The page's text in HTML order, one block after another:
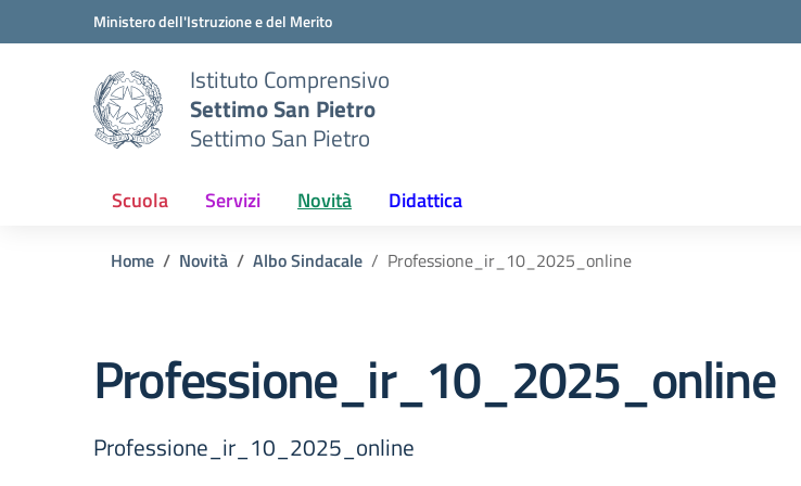
Vai ai contenuti
Vai al menu di navigazioneMinistero dell'Istruzione e del Merito
Istituto Comprensivo
Settimo San Pietro
Settimo San Pietro
Scuola Servizi Novità Didattica
Home Novità Albo Sindacale Professione_ir_10_2025_online
Professione_ir_10_2025_online
Professione_ir_10_2025_online